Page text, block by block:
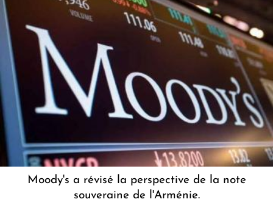
Moody's a révisé la perspective de la note
souveraine de l'Arménie.